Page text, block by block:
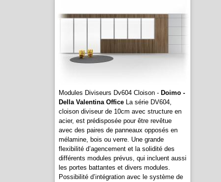
Modules Diviseurs Dv604 Cloison - Doimo -
Della Valentina OfficeLa série DV604,
cloison diviseur de 10cm avec structure en
acier, est prédisposée pour être revêtue
avec des paires de panneaux opposés en
mélamine, bois ou verre. Une grande
flexibilité d’agencement et la solidité des
différents modules prévus, qui incluent aussi
les portes battantes et divers modules.
Possibilité d’intégration avec le système de